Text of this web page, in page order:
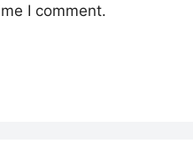
I comment.